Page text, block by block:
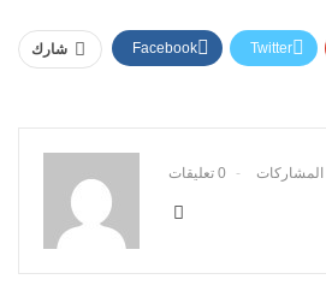
شارك Facebook Twitter
0 تعليقات